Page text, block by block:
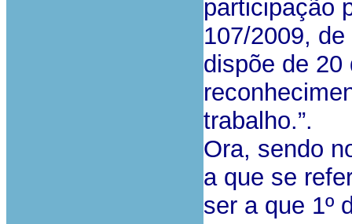
participação
107/2009,
dispõe de 20
trabalho.”.
Ora, sendo
a que se
ser a que 1º